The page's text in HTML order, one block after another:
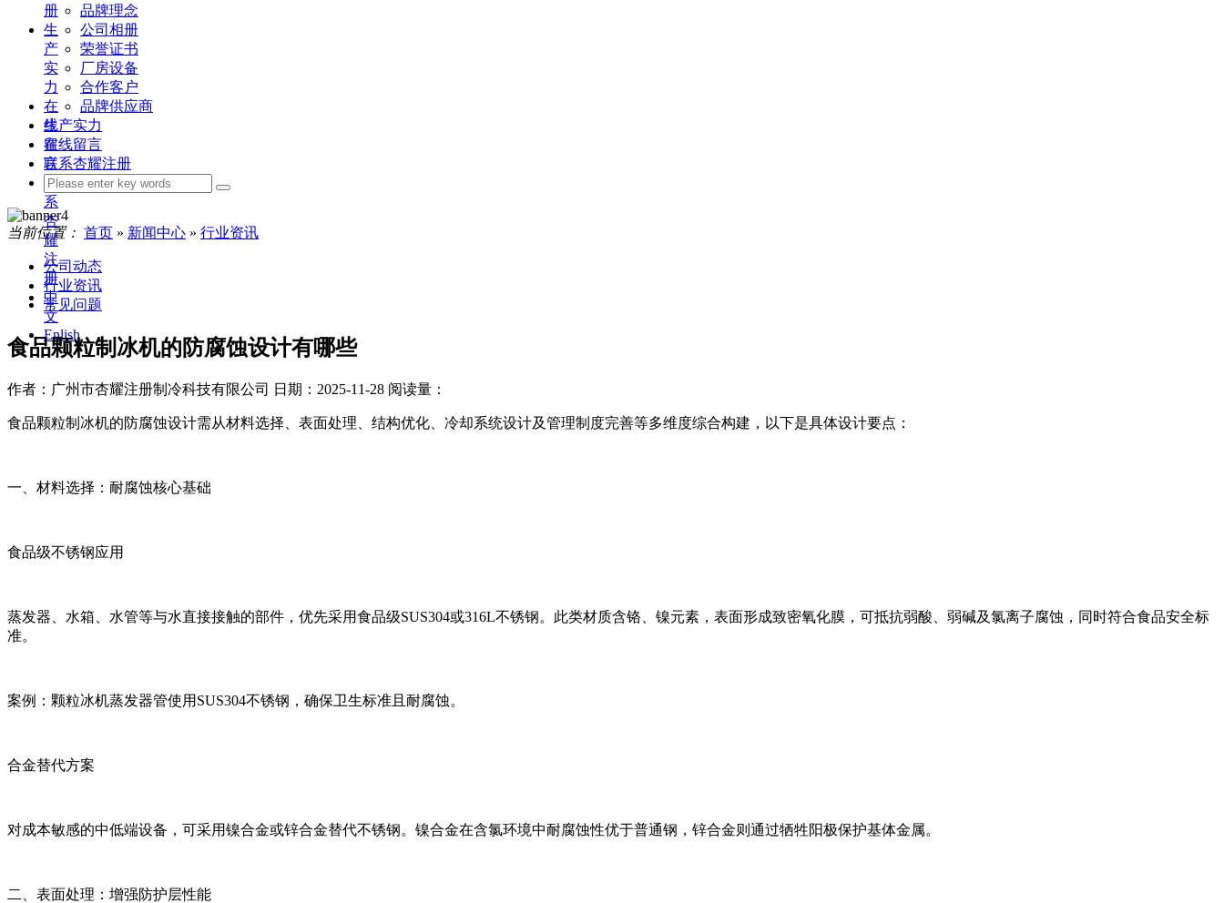
册
生
产
实
力
在
线
留
言
联
系
杏
耀
注
册
中
文
Enlish
品牌理念
公司相册
荣誉证书
厂房设备
合作客户
品牌供应商
生产实力
在线留言
联系杏耀注册
当前位置： 首页 » 新闻中心 » 行业资讯
公司动态
行业资讯
常见问题
食品颗粒制冰机的防腐蚀设计有哪些
作者：广州市杏耀注册制冷科技有限公司 日期：2025-11-28 阅读量：
食品颗粒制冰机的防腐蚀设计需从材料选择、表面处理、结构优化、冷却系统设计及管理制度完善等多维度综合构建，以下是具体设计要点：
一、材料选择：耐腐蚀核心基础
食品级不锈钢应用
蒸发器、水箱、水管等与水直接接触的部件，优先采用食品级SUS304或316L不锈钢。此类材质含铬、镍元素，表面形成致密氧化膜，可抵抗弱酸、弱碱及氯离子腐蚀，同时符合食品安全标
准。
案例：颗粒冰机蒸发器管使用SUS304不锈钢，确保卫生标准且耐腐蚀。
合金替代方案
对成本敏感的中低端设备，可采用镍合金或锌合金替代不锈钢。镍合金在含氯环境中耐腐蚀性优于普通钢，锌合金则通过牺牲阳极保护基体金属。
二、表面处理：增强防护层性能